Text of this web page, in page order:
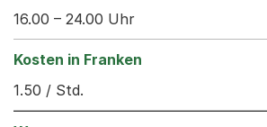
16.00 – 24.00 Uhr
1.50 / Std.